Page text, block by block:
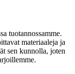
tuotannossamme.
materiaaleja ja
sen kunnolla, joten